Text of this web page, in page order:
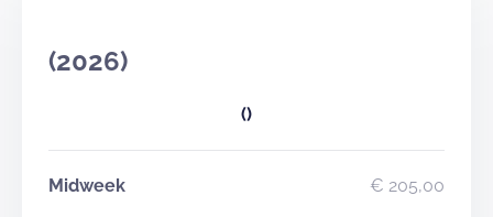
(2026)
()
Midweek € 205,00